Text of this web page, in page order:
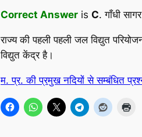
Correct Answer is C. गाँधी
राज्य की पहली पहली जल विद्युत
विद्युत केंद्र है।
म. प्र. की प्रमुख नदियों से सम्बंधित